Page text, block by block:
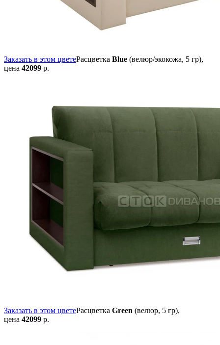
Заказать в этом цветеРасцветка Blue (велюр/экокожа, 5 гр),
цена 42099 р.
Заказать в этом цветеРасцветка Green (велюр, 5 гр),
цена 42099 р.